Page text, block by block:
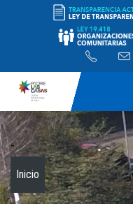
-
Inicio